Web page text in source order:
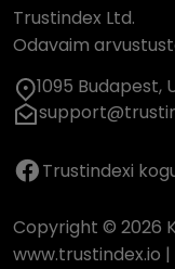
Trustindex Ltd.
Odavaim
1095 Budapest,
Trustindexi
Copyright © 2026
www.trustindex.io |